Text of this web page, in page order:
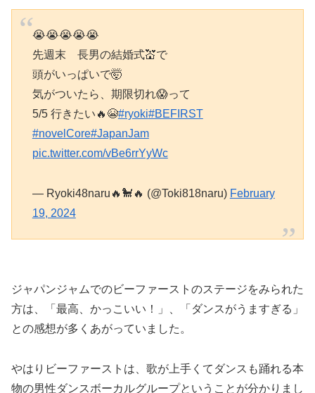
😭😭😭😭😭
先週末 長男の結婚式💒で
頭がいっぱいで🤯
気がついたら、期限切れ😱って
5/5 行きたい🔥😭#ryoki#BEFIRST
#novelCore#JapanJam
pic.twitter.com/vBe6rrYyWc
— Ryoki48naru🔥🐩🔥 (@Toki818naru) February
19, 2024
ジャパンジャムでのビーファーストのステージをみられた
方は、「最高、かっこいい！」、「ダンスがうますぎる」
との感想が多くあがっていました。
やはりビーファーストは、歌が上手くてダンスも踊れる本
物の男性ダンスボーカルグループということが分かりまし